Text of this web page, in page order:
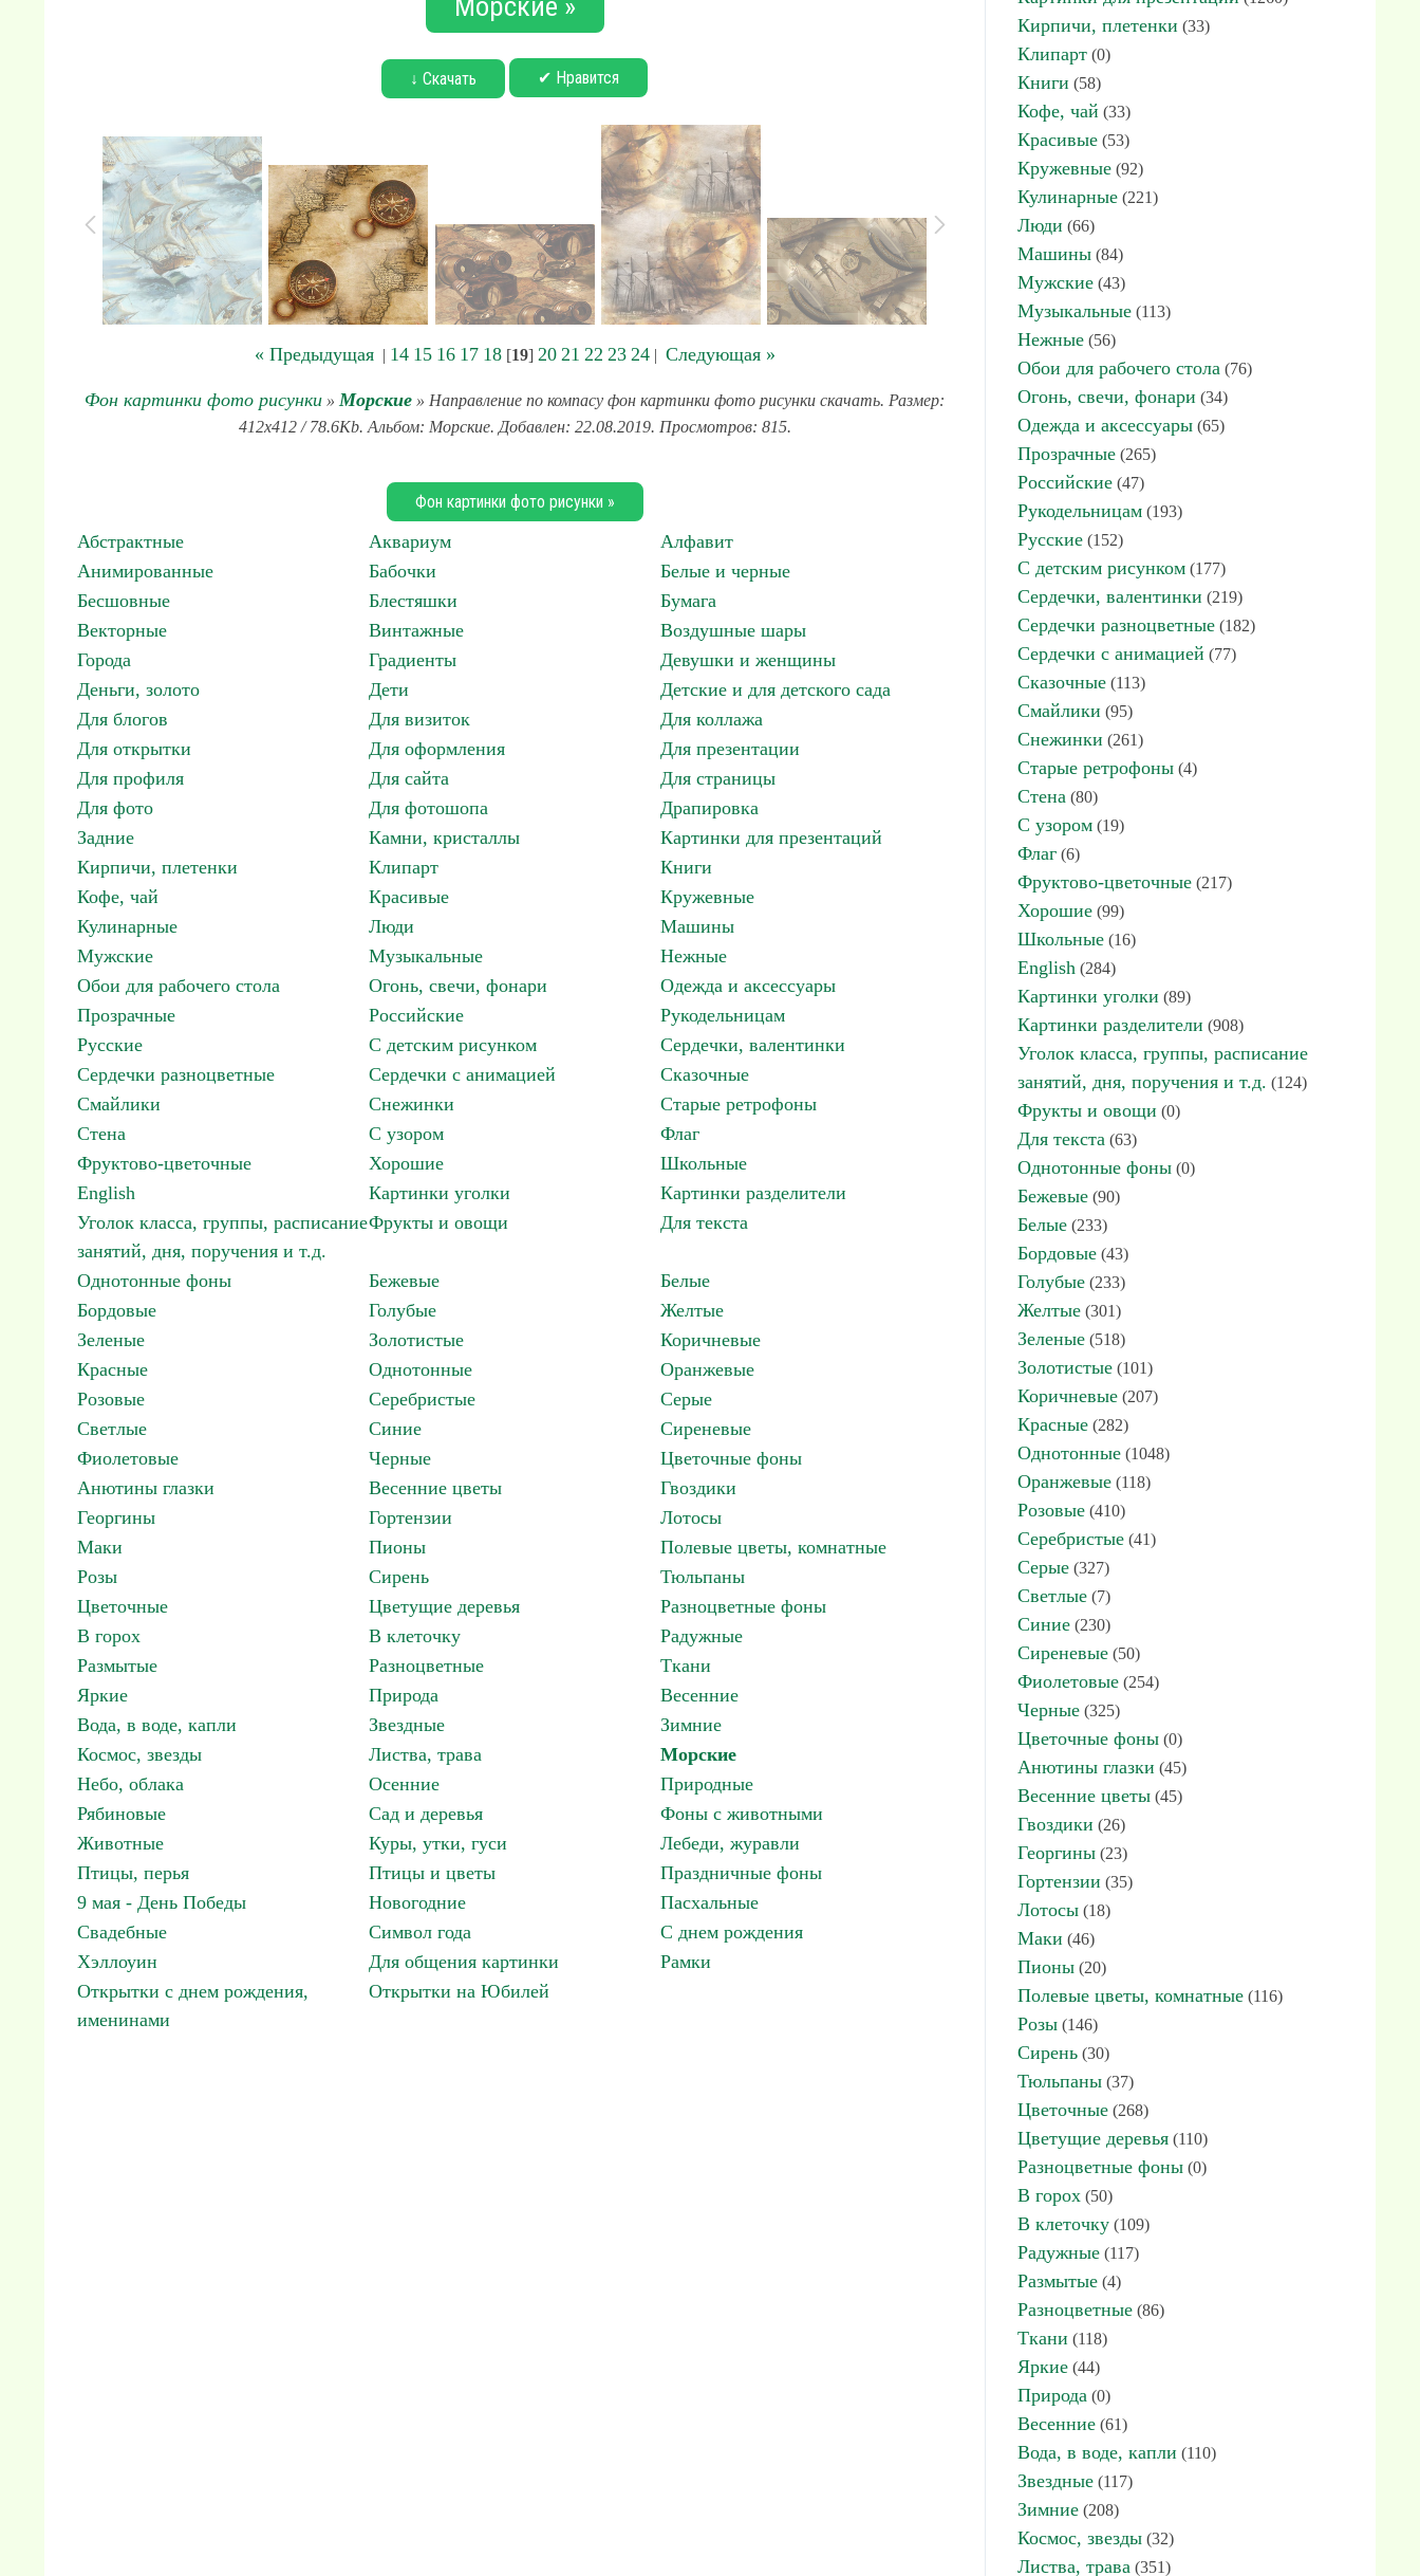
↓ Скачать ✔ Нравится
« Предыдущая| 14 15 16 17 18[19] 20 21 22 23 24| Следующая »
Фон картинки фото рисунки » Морские » Направление по компасу фон картинки фото рисунки скачать. Размер:
412x412 / 78.6Kb. Альбом: Морские. Добавлен: 22.08.2019. Просмотров: 815.
Фон картинки фото рисунки »
Абстрактные Аквариум
Алфавит
Анимированные
Бабочки
Белые и черные
Бесшовные
Блестяшки
Бумага
Векторные
Винтажные
Воздушные шары
Города
Градиенты
Девушки и женщины
Деньги, золото
Дети
Детские и для детского сада
Для блогов
Для визиток
Для коллажа
Для открытки
Для оформления
Для презентации
Для профиля
Для сайта
Для страницы
Для фото
Для фотошопа
Драпировка
Задние
Камни, кристаллы
Картинки для презентаций
Кирпичи, плетенки
Клипарт
Книги
Кофе, чай
Красивые
Кружевные
Кулинарные
Люди
Машины
Мужские
Музыкальные
Нежные
Обои для рабочего стола
Огонь, свечи, фонари
Одежда и аксессуары
Прозрачные
Российские
Рукодельницам
Русские
С детским рисунком
Сердечки, валентинки
Сердечки разноцветные
Сердечки с анимацией
Сказочные
Смайлики
Снежинки
Старые ретрофоны
Стена
С узором
Флаг
Фруктово-цветочные
Хорошие
Школьные
English
Картинки уголки
Картинки разделители
Уголок класса, группы, расписание
занятий, дня, поручения и т.д.
Фрукты и овощи Для текста
Однотонные фоны Бежевые
Белые
Бордовые
Голубые
Желтые
Зеленые
Золотистые
Коричневые
Красные
Однотонные
Оранжевые
Розовые
Серебристые
Серые
Светлые
Синие
Сиреневые
Фиолетовые
Черные
Цветочные фоны
Анютины глазки
Весенние цветы
Гвоздики
Георгины
Гортензии
Лотосы
Маки
Пионы
Полевые цветы, комнатные
Розы
Сирень
Тюльпаны
Цветочные
Цветущие деревья
Разноцветные фоны
В горох
В клеточку
Радужные
Размытые
Разноцветные
Ткани
Яркие
Природа
Весенние
Вода, в воде, капли
Звездные
Зимние
Космос, звезды
Листва, трава
Морские
Небо, облака
Осенние
Природные
Рябиновые
Сад и деревья
Фоны с животными
Животные
Куры, утки, гуси
Лебеди, журавли
Птицы, перья
Птицы и цветы
Праздничные фоны
9 мая - День Победы
Новогодние
Пасхальные
Свадебные
Символ года
С днем рождения
Хэллоуин
Для общения картинки
Рамки
Открытки с днем рождения,
именинами
Открытки на Юбилей
Кирпичи, плетенки (33)
Клипарт (0)
Книги (58)
Кофе, чай (33)
Красивые (53)
Кружевные (92)
Кулинарные (221)
Люди (66)
Машины (84)
Мужские (43)
Музыкальные (113)
Нежные (56)
Обои для рабочего стола (76)
Огонь, свечи, фонари (34)
Одежда и аксессуары (65)
Прозрачные (265)
Российские (47)
Рукодельницам (193)
Русские (152)
С детским рисунком (177)
Сердечки, валентинки (219)
Сердечки разноцветные (182)
Сердечки с анимацией (77)
Сказочные (113)
Смайлики (95)
Снежинки (261)
Старые ретрофоны (4)
Стена (80)
С узором (19)
Флаг (6)
Фруктово-цветочные (217)
Хорошие (99)
Школьные (16)
English (284)
Картинки уголки (89)
Картинки разделители (908)
Уголок класса, группы, расписание
занятий, дня, поручения и т.д. (124)
Фрукты и овощи (0)
Для текста (63)
Однотонные фоны (0)
Бежевые (90)
Белые (233)
Бордовые (43)
Голубые (233)
Желтые (301)
Зеленые (518)
Золотистые (101)
Коричневые (207)
Красные (282)
Однотонные (1048)
Оранжевые (118)
Розовые (410)
Серебристые (41)
Серые (327)
Светлые (7)
Синие (230)
Сиреневые (50)
Фиолетовые (254)
Черные (325)
Цветочные фоны (0)
Анютины глазки (45)
Весенние цветы (45)
Гвоздики (26)
Георгины (23)
Гортензии (35)
Лотосы (18)
Маки (46)
Пионы (20)
Полевые цветы, комнатные (116)
Розы (146)
Сирень (30)
Тюльпаны (37)
Цветочные (268)
Цветущие деревья (110)
Разноцветные фоны (0)
В горох (50)
В клеточку (109)
Радужные (117)
Размытые (4)
Разноцветные (86)
Ткани (118)
Яркие (44)
Природа (0)
Весенние (61)
Вода, в воде, капли (110)
Звездные (117)
Зимние (208)
Космос, звезды (32)
Листва, трава (351)